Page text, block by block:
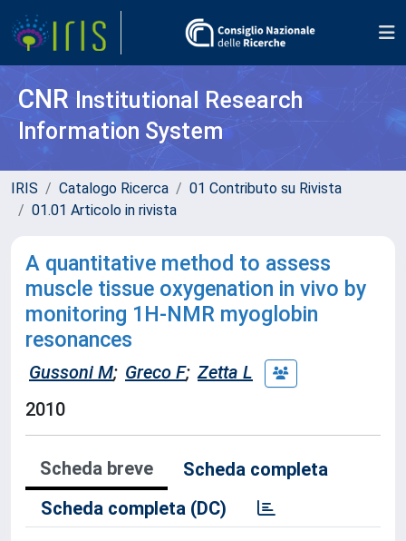
CNR Institutional Research
Information System
IRIS Catalogo Ricerca
01 Contributo su Rivista
01.01 Articolo in rivista
A quantitative method to assess
muscle tissue oxygenation in vivo by
monitoring 1H-NMR myoglobin
resonances
Gussoni M; Greco F; Zetta L
2010
Scheda breve
Scheda completa
Scheda completa (DC)